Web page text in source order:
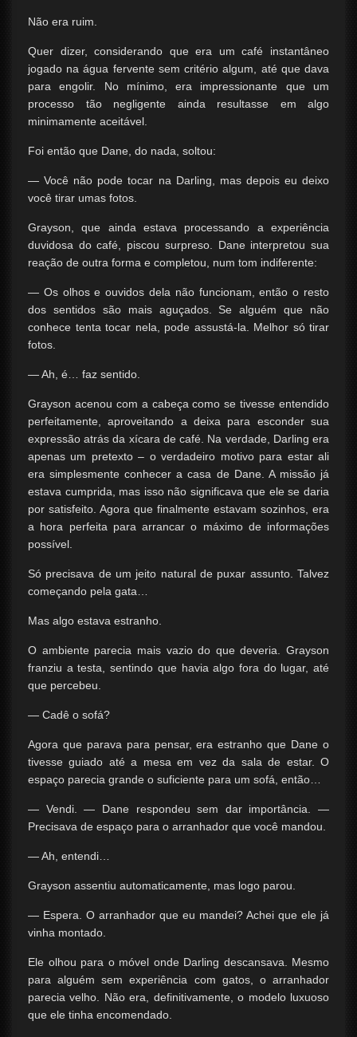
Não era ruim.
Quer dizer, considerando que era um café instantâneo
jogado na água fervente sem critério algum, até que dava
para engolir. No mínimo, era impressionante que um
processo tão negligente ainda resultasse em algo
minimamente aceitável.
Foi então que Dane, do nada, soltou:
— Você não pode tocar na Darling, mas depois eu deixo
você tirar umas fotos.
Grayson, que ainda estava processando a experiência
duvidosa do café, piscou surpreso. Dane interpretou sua
reação de outra forma e completou, num tom indiferente:
— Os olhos e ouvidos dela não funcionam, então o resto
dos sentidos são mais aguçados. Se alguém que não
conhece tenta tocar nela, pode assustá-la. Melhor só tirar
fotos.
— Ah, é… faz sentido.
Grayson acenou com a cabeça como se tivesse entendido
perfeitamente, aproveitando a deixa para esconder sua
expressão atrás da xícara de café. Na verdade, Darling era
apenas um pretexto – o verdadeiro motivo para estar ali
era simplesmente conhecer a casa de Dane. A missão já
estava cumprida, mas isso não significava que ele se daria
por satisfeito. Agora que finalmente estavam sozinhos, era
a hora perfeita para arrancar o máximo de informações
possível.
Só precisava de um jeito natural de puxar assunto. Talvez
começando pela gata…
Mas algo estava estranho.
O ambiente parecia mais vazio do que deveria. Grayson
franziu a testa, sentindo que havia algo fora do lugar, até
que percebeu.
— Cadê o sofá?
Agora que parava para pensar, era estranho que Dane o
tivesse guiado até a mesa em vez da sala de estar. O
espaço parecia grande o suficiente para um sofá, então…
— Vendi. — Dane respondeu sem dar importância. —
Precisava de espaço para o arranhador que você mandou.
— Ah, entendi…
Grayson assentiu automaticamente, mas logo parou.
— Espera. O arranhador que eu mandei? Achei que ele já
vinha montado.
Ele olhou para o móvel onde Darling descansava. Mesmo
para alguém sem experiência com gatos, o arranhador
parecia velho. Não era, definitivamente, o modelo luxuoso
que ele tinha encomendado.